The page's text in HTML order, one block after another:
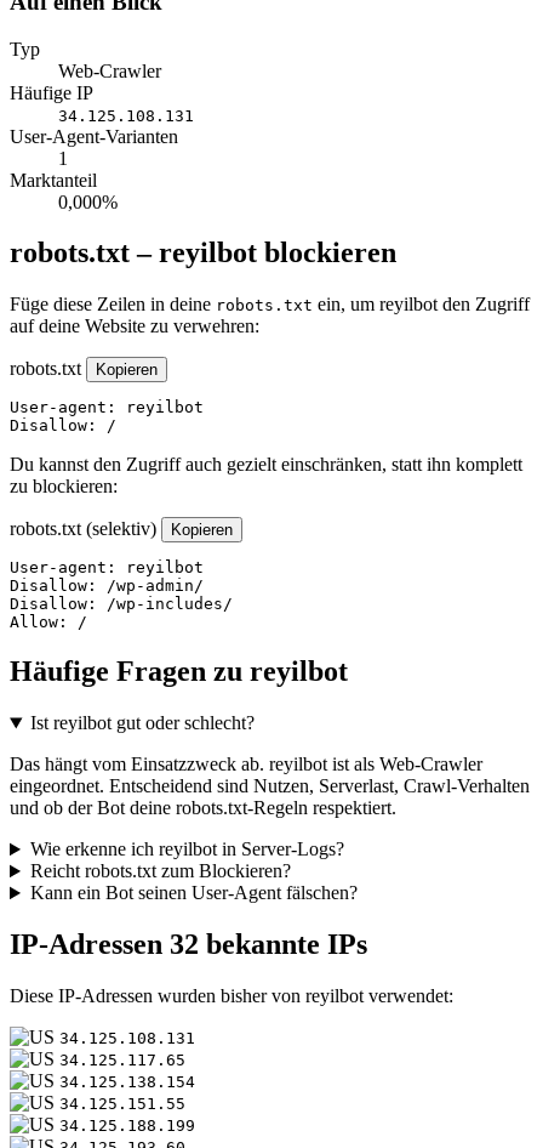
Typ
Web-Crawler
Häufige IP
34.125.108.131
User-Agent-Varianten
1
Marktanteil
0,000%
robots.txt – reyilbot blockieren
Füge diese Zeilen in deine robots.txt ein, um reyilbot den Zugriff
auf deine Website zu verwehren:
robots.txt Kopieren
User-agent: reyilbot
Disallow: /
Du kannst den Zugriff auch gezielt einschränken, statt ihn komplett
zu blockieren:
robots.txt (selektiv) Kopieren
User-agent: reyilbot
Disallow: /wp-admin/
Disallow: /wp-includes/
Allow: /
Häufige Fragen zu reyilbot
Ist reyilbot gut oder schlecht?
Das hängt vom Einsatzzweck ab. reyilbot ist als Web-Crawler
eingeordnet. Entscheidend sind Nutzen, Serverlast, Crawl-Verhalten
und ob der Bot deine robots.txt-Regeln respektiert.
Wie erkenne ich reyilbot in Server-Logs?
Reicht robots.txt zum Blockieren?
Kann ein Bot seinen User-Agent fälschen?
IP-Adressen 32 bekannte IPs
Diese IP-Adressen wurden bisher von reyilbot verwendet:
34.125.108.131
34.125.117.65
34.125.138.154
34.125.151.55
34.125.188.199